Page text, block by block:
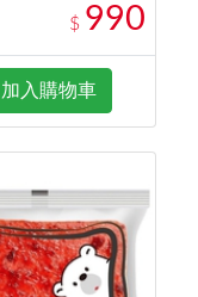
$ 990
加入購物車